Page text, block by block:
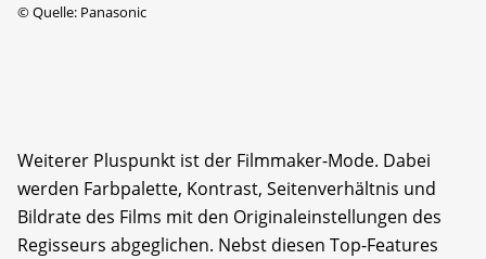
©Quelle: Panasonic
Weiterer Pluspunkt ist der Filmmaker-Mode. Dabei
werden Farbpalette, Kontrast, Seitenverhältnis und
Bildrate des Films mit den Originaleinstellungen des
Regisseurs abgeglichen. Nebst diesen Top-Features